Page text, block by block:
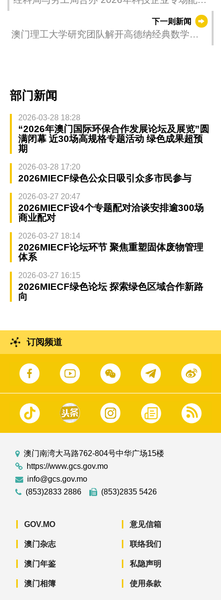
下一则新闻
澳门理工大学研究团队解开高德纳经典数学迷
部门新闻
2026-03-28 18:28
“2026年澳门国际环保合作发展论坛及展览”圆
满闭幕 近30场高规格专题活动 绿色成果超预
期
2026-03-28 17:20
2026MIECF绿色公众日吸引众多市民参与
2026-03-27 20:47
2026MIECF设4个专题配对洽谈安排逾300场
商业配对
2026-03-27 18:14
2026MIECF论坛环节 聚焦重塑固体废物管理
体系
2026-03-27 16:15
2026MIECF绿色论坛 探索绿色区域合作新路
向
订阅频道
澳门南湾大马路762-804号中华广场15楼
https://www.gcs.gov.mo
info@gcs.gov.mo
(853)2833 2886
(853)2835 5426
GOV.MO
澳门杂志
澳门年鉴
澳门相簿
意见信箱
联络我们
私隐声明
使用条款